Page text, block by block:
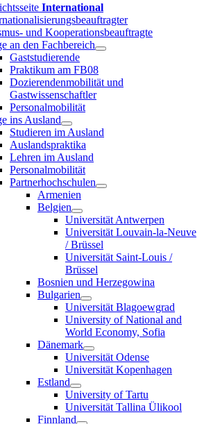
International
und Kooperationsbeauftragte
an den Fachbereich
Gaststudierende
Praktikum am FB08
Dozierendenmobilität und
Gastwissenschaftler
Personalmobilität
ins Ausland
Studieren im Ausland
Auslandspraktika
Lehren im Ausland
Personalmobilität
Partnerhochschulen
Armenien
Belgien
Universität Antwerpen
Universität Louvain-la-Neuve
/ Brüssel
Universität Saint-Louis /
Brüssel
Bosnien und Herzegowina
Bulgarien
Universität Blagoewgrad
University of National and
World Economy, Sofia
Dänemark
Universität Odense
Universität Kopenhagen
Estland
University of Tartu
Universität Tallina Ülikool
Finnland